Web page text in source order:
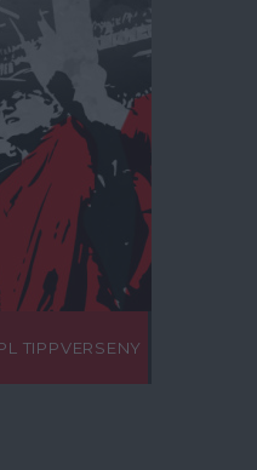
TIPPVERSENY